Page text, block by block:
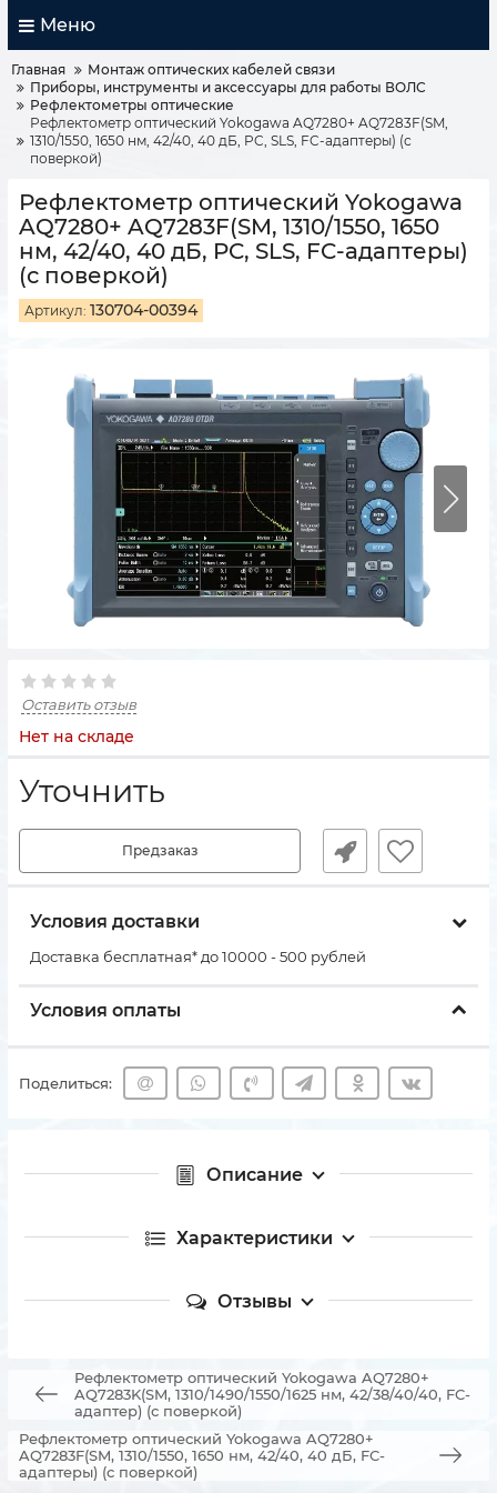
Меню
Главная
Монтаж оптических кабелей связи
Приборы, инструменты и аксессуары для работы ВОЛС
Рефлектометры оптические
Рефлектометр оптический Yokogawa AQ7280+ AQ7283F(SM,
1310/1550, 1650 нм, 42/40, 40 дБ, PC, SLS, FC-адаптеры) (с
поверкой)
Рефлектометр оптический Yokogawa
AQ7280+ AQ7283F(SM, 1310/1550, 1650
нм, 42/40, 40 дБ, PC, SLS, FC-адаптеры)
(с поверкой)
Артикул: 130704-00394
Оставить отзыв
Нет на складе
Уточнить
Предзаказ
Условия доставки
Доставка бесплатная* до 10000 - 500 рублей
Условия оплаты
Поделиться:
Описание
Характеристики
Отзывы
Рефлектометр оптический Yokogawa AQ7280+
AQ7283K(SM, 1310/1490/1550/1625 нм, 42/38/40/40, FC-
адаптер) (с поверкой)
Рефлектометр оптический Yokogawa AQ7280+
AQ7283F(SM, 1310/1550, 1650 нм, 42/40, 40 дБ, FC-
адаптеры) (с поверкой)